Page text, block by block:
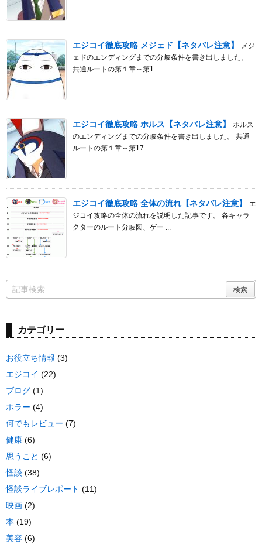
エジコイ徹底攻略 メジェド【ネタバレ注意】
メジ
ェドのエンディングまでの分岐条件を書き出しました。
共通ルートの第１章～第1 ...
エジコイ徹底攻略 ホルス【ネタバレ注意】
ホルス
のエンディングまでの分岐条件を書き出しました。 共通
ルートの第１章～第17 ...
エジコイ徹底攻略 全体の流れ【ネタバレ注意】
エ
ジコイ攻略の全体の流れを説明した記事です。 各キャラ
クターのルート分岐図、ゲー ...
カテゴリー
お役立ち情報 (3)
エジコイ (22)
ブログ (1)
ホラー (4)
何でもレビュー (7)
健康 (6)
思うこと (6)
怪談 (38)
怪談ライブレポート (11)
映画 (2)
本 (19)
美容 (6)